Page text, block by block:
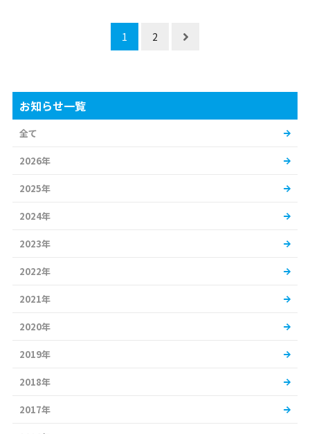
1 2
お知らせ一覧
全て
2026年
2025年
2024年
2023年
2022年
2021年
2020年
2019年
2018年
2017年